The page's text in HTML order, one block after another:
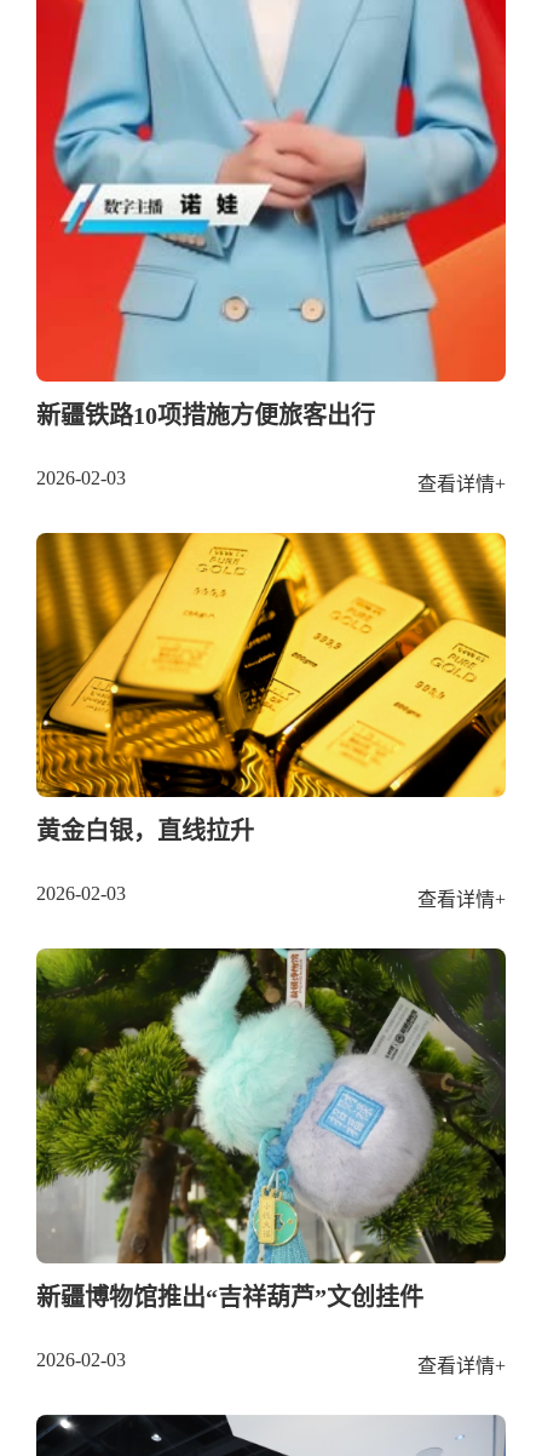
新疆铁路10项措施方便旅客出行
2026-02-03 查看详情+
黄金白银，直线拉升
2026-02-03 查看详情+
新疆博物馆推出“吉祥葫芦”文创挂件
2026-02-03 查看详情+